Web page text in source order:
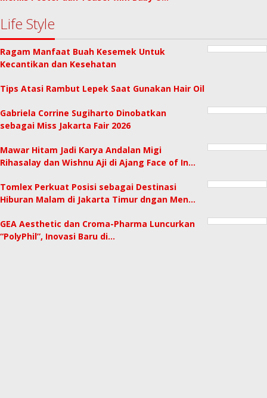
Life Style
Ragam Manfaat Buah Kesemek Untuk
Kecantikan dan Kesehatan
Tips Atasi Rambut Lepek Saat Gunakan Hair Oil
Gabriela Corrine Sugiharto Dinobatkan
sebagai Miss Jakarta Fair 2026
Mawar Hitam Jadi Karya Andalan Migi
Rihasalay dan Wishnu Aji di Ajang Face of In…
Tomlex Perkuat Posisi sebagai Destinasi
Hiburan Malam di Jakarta Timur dngan Men…
GEA Aesthetic dan Croma-Pharma Luncurkan
“PolyPhil”, Inovasi Baru di…